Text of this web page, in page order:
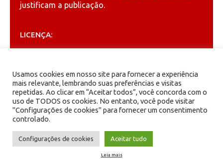
justificam a publicação.
LICENÇA:
Creative Commons
ARQUIVOS
Arquivos
PCB - Partido Comunista Brasileiro.
Usamos cookies em nosso site para fornecer a experiência
mais relevante, lembrando suas preferências e visitas
repetidas. Ao clicar em “Aceitar todos”, você concorda com o
uso de TODOS os cookies. No entanto, você pode visitar
"Configurações de cookies" para fornecer um consentimento
controlado.
Configurações de cookies Aceitar tudo
Leia mais